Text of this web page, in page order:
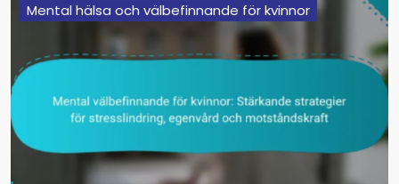
Mental hälsa och välbefinnande för kvinnor